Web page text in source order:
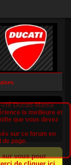
clé Ducati-Mania
sur vous pour
la meilleure et
que vous devez
sur ce forum en
de page.